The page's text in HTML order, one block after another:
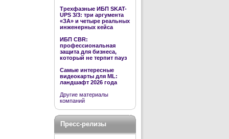
Трехфазные ИБП SKAT-
UPS 3/3: три аргумента
«ЗА» и четыре реальных
инженерных кейса
ИБП CBR:
профессиональная
защита для бизнеса,
который не терпит пауз
Самые интересные
видеокарты для ML:
ландшафт 2026 года
Другие материалы
компаний
Пресс-релизы